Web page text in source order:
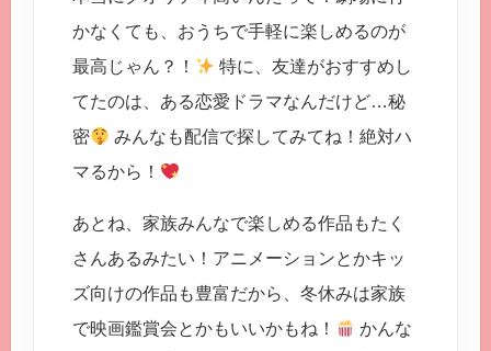
かなくても、おうちで手軽に楽しめるのが
最高じゃん？！
特に、友達がおすすめし
てたのは、ある恋愛ドラマなんだけど…秘
密
みんなも配信で探してみてね！絶対ハ
マるから！
あとね、家族みんなで楽しめる作品もたく
さんあるみたい！アニメーションとかキッ
ズ向けの作品も豊富だから、冬休みは家族
で映画鑑賞会とかもいいかもね！
かんな